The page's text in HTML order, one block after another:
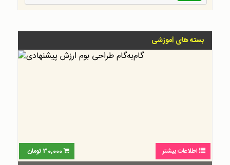
بسته های آموزشی
اطلاعات بیشتر 30,000 تومان